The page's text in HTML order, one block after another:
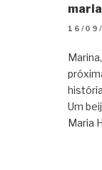
16/
Um
Maria